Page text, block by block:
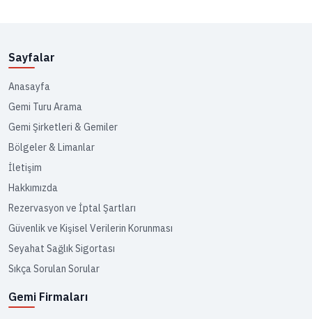
Sayfalar
Anasayfa
Gemi Turu Arama
Gemi Şirketleri & Gemiler
Bölgeler & Limanlar
İletişim
Hakkımızda
Rezervasyon ve İptal Şartları
Güvenlik ve Kişisel Verilerin Korunması
Seyahat Sağlık Sigortası
Sıkça Sorulan Sorular
Gemi Firmaları